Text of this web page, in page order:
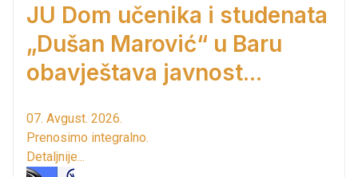
JU Dom učenika i studenata
„Dušan Marović“ u Baru
obavještava javnost...
07. Avgust. 2026.
Prenosimo integralno.
Detaljnije...